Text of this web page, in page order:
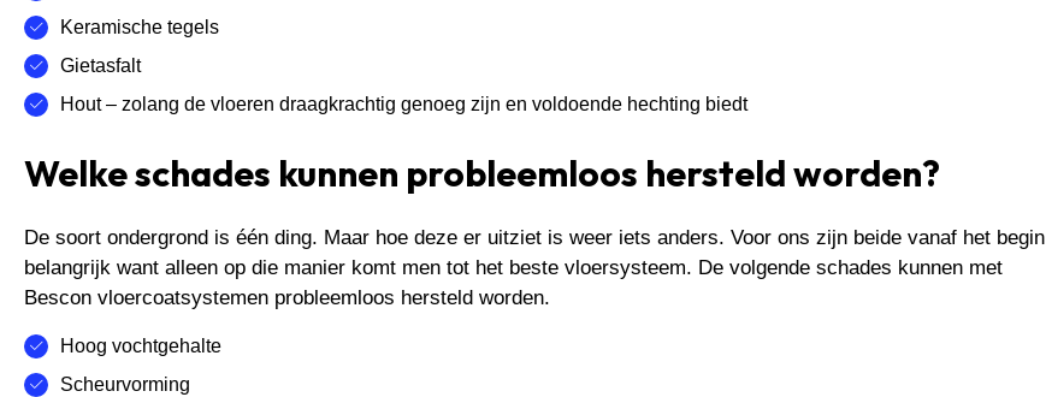
Keramische tegels
Gietasfalt
Hout – zolang de vloeren draagkrachtig genoeg zijn en voldoende hechting biedt
Welke schades kunnen probleemloos hersteld worden?
De soort ondergrond is één ding. Maar hoe deze er uitziet is weer iets anders. Voor ons zijn beide vanaf het begin
belangrijk want alleen op die manier komt men tot het beste vloersysteem. De volgende schades kunnen met
Bescon vloercoatsystemen probleemloos hersteld worden.
Hoog vochtgehalte
Scheurvorming